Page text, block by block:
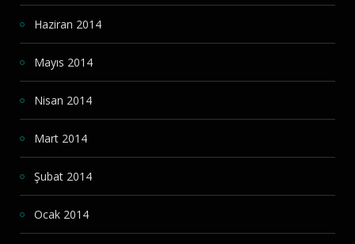
Haziran 2014
Mayıs 2014
Nisan 2014
Mart 2014
Şubat 2014
Ocak 2014